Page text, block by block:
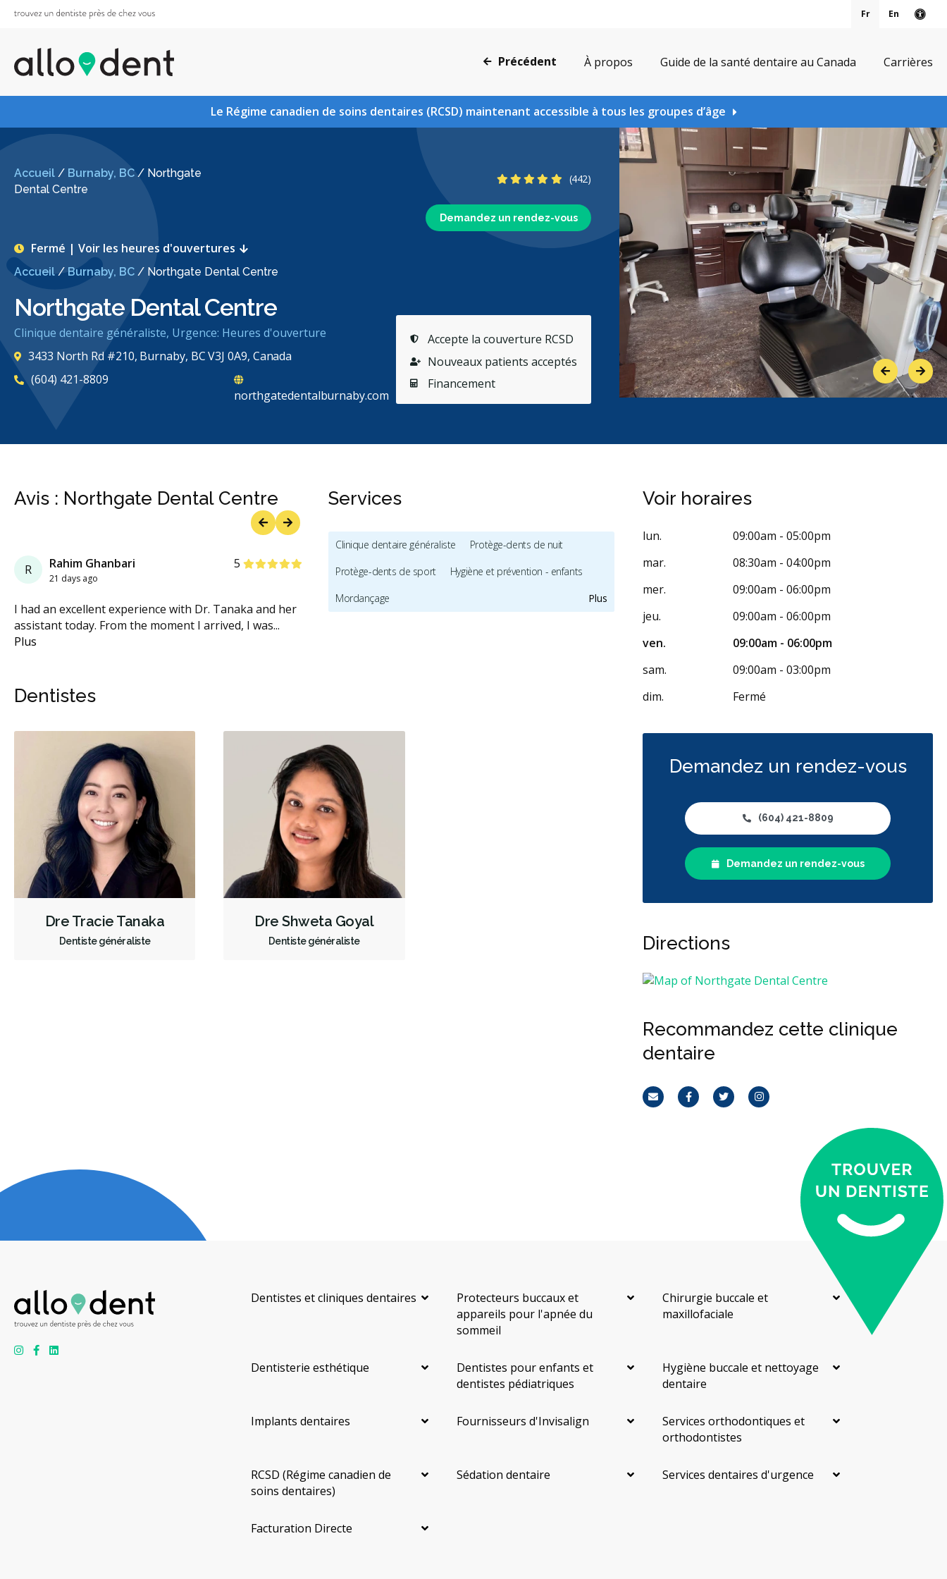
Fr En
Précédent À propos Guide de la santé dentaire au Canada Carrières
Le Régime canadien de soins dentaires (RCSD) maintenant accessible à tous les groupes d’âge
Accueil / Burnaby, BC/ Northgate
Dental Centre
Accueil/Burnaby, BC / Northgate Dental Centre
Northgate Dental Centre
Clinique dentaire généraliste, Urgence: Heures d'ouverture
Accepte la couverture RCSD
Nouveaux patients acceptés
Financement
4.9 étoiles
(442)
Demandez un rendez-vous
Fermé | Voir les heures d'ouvertures
3433 North Rd #210, Burnaby, BC V3J 0A9, Canada
(604) 421-8809
northgatedentalburnaby.com
PreviousNext
Avis : Northgate Dental Centre
R Rahim Ghanbari
21 days ago
5étoiles
I had an excellent experience with Dr. Tanaka and her
assistant today. From the moment I arrived, I was...
Plus
étoiles
étoiles
étoiles
étoiles
Services
Plus
Clinique dentaire généraliste
Protège-dents de nuit
Protège-dents de sport
Hygiène et prévention - enfants
Mordançage
Aligneurs transparents
Prévention des maladies des gencives
Nettoyages dentaires
Obturations
Soins dentaires pour enfants
Diagnostique
Parodontie
Hygiène préventive et nettoyages
Sédation
RCSD (Régime canadien de soins dentaires)
Dentistes
Dre Tracie Tanaka
Dentiste généraliste
Dre Shweta Goyal
Dentiste généraliste
Voir horaires
lun.
09:00am - 05:00pm
mar.
08:30am - 04:00pm
mer.
09:00am - 06:00pm
jeu.
09:00am - 06:00pm
ven.
09:00am - 06:00pm
sam.
09:00am - 03:00pm
dim.
Fermé
Demandez un rendez-vous
(604) 421-8809
Demandez un rendez-vous
Directions
Recommandez cette clinique
dentaire
CourrielFacebookTwitterInstagram
Dentistes et cliniques dentaires
Protecteurs buccaux et
appareils pour l'apnée du
sommeil
Chirurgie buccale et
maxillofaciale
Dentisterie esthétique
Dentistes pour enfants et
dentistes pédiatriques
Hygiène buccale et nettoyage
dentaire
Implants dentaires Fournisseurs d'Invisalign
Services orthodontiques et
orthodontistes
RCSD (Régime canadien de
soins dentaires)
Sédation dentaire Services dentaires d'urgence
Facturation Directe